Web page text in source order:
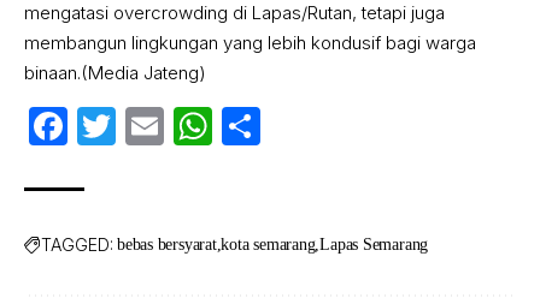
mengatasi overcrowding di Lapas/Rutan, tetapi juga
membangun lingkungan yang lebih kondusif bagi warga
binaan.(Media Jateng)
Facebook
Twitter
EmailWhatsApp
TAGGED: bebas bersyarat kota semarang Lapas Semarang